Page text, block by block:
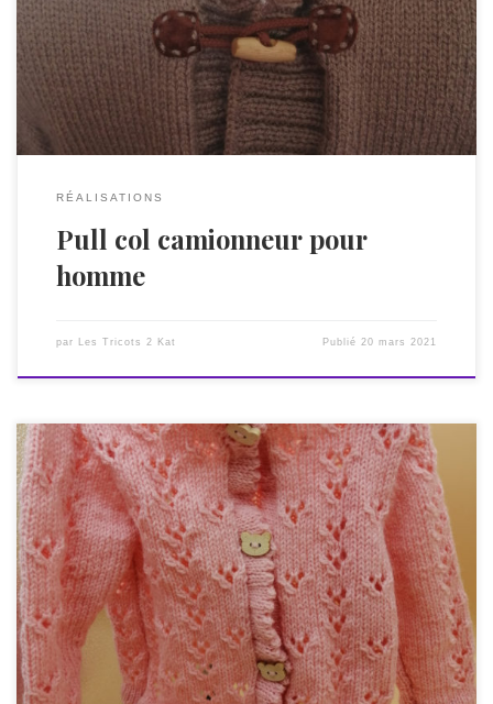
dans mon atelier dans les Vosges, mais envoie mes créations
dans toute la France. Fermé à l’aide de deux brandebourgs
assortis, il est très pratique à fermer. Vendu au prix de […]
RÉALISATIONS
Pull col camionneur pour
homme
par Les Tricots 2 Kat Publié20 mars 2021
Pour le printemps 2021 qui approche à grands pas, je vous
propose un gilet pour une petite fille. Toujours tricoté main
dans mon atelier dans les Vosges avec une laine française
Bergère de France. Remarquez les mignons petits boutons
en bois à l’effigie de tête de chat. Le joli point […]